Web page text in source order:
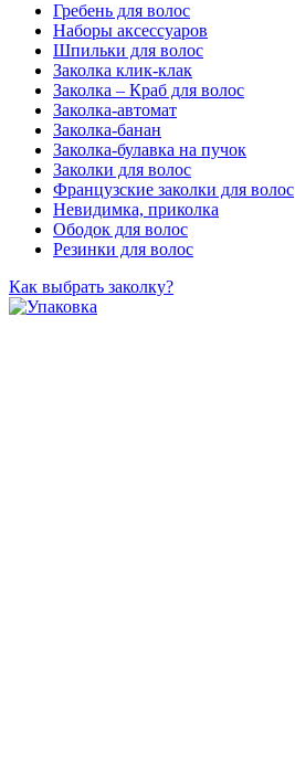
Гребень для волос
Наборы аксессуаров
Шпильки для волос
Заколка клик-клак
Заколка – Краб для волос
Заколка-автомат
Заколка-банан
Заколка-булавка на пучок
Заколки для волос
Французские заколки для волос
Невидимка, приколка
Ободок для волос
Резинки для волос
Как выбрать заколку?